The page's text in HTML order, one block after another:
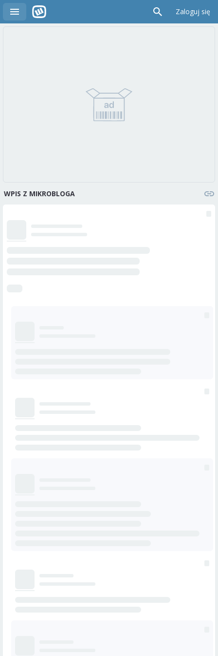
Zaloguj się
WPIS Z MIKROBLOGA